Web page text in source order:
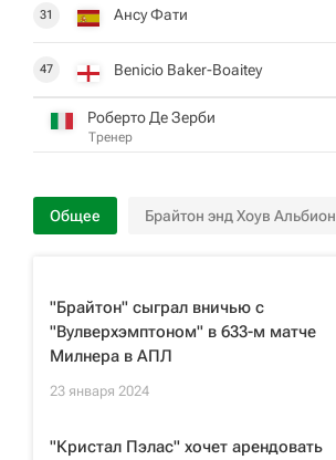
31 Ансу Фати
47 Benicio Baker-Boaitey
Роберто Де Зерби
Тренер
Общее Брайтон энд Хоув Альбион
"Брайтон" сыграл вничью с
"Вулверхэмптоном" в 633-м матче
Милнера в АПЛ
23 января 2024
"Кристал Пэлас" хочет арендовать